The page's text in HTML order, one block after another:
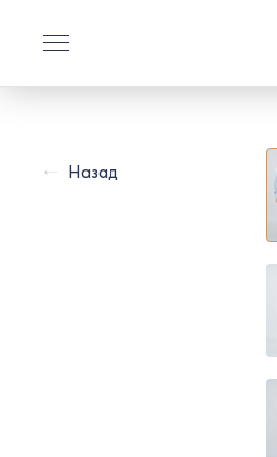
Назад